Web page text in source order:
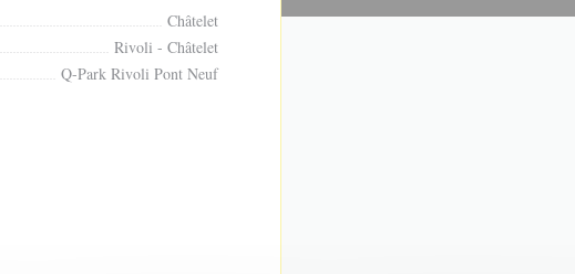
Châtelet
Rivoli - Châtelet
Q-Park Rivoli Pont Neuf